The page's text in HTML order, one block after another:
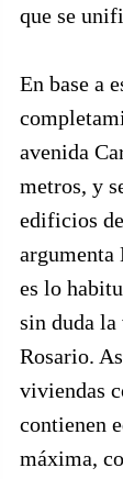
que se
En base a
avenida
metros, y
edificios
argumenta
es lo
sin duda
Rosario.
viviendas
contienen
máxima,